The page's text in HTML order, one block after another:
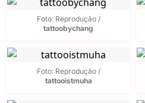
Foto: Reprodução /
tattoobychang
Foto: Reprodução /
tattooistmuha